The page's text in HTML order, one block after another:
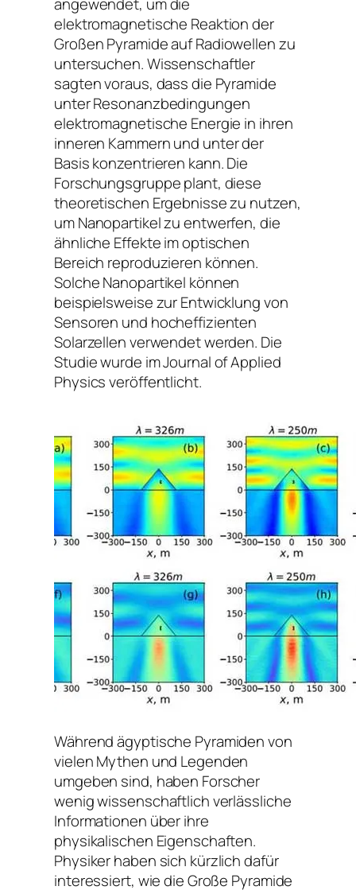
elektromagnetische Reaktion der
Großen Pyramide auf Radiowellen zu
untersuchen. Wissenschaftler
sagten voraus, dass die Pyramide
unter Resonanzbedingungen
elektromagnetische Energie in ihren
inneren Kammern und unter der
Basis konzentrieren kann. Die
Forschungsgruppe plant, diese
theoretischen Ergebnisse zu nutzen,
um Nanopartikel zu entwerfen, die
ähnliche Effekte im optischen
Bereich reproduzieren können.
Solche Nanopartikel können
beispielsweise zur Entwicklung von
Sensoren und hocheffizienten
Solarzellen verwendet werden. Die
Studie wurde im Journal of Applied
Physics veröffentlicht.
Während ägyptische Pyramiden von
vielen Mythen und Legenden
umgeben sind, haben Forscher
wenig wissenschaftlich verlässliche
Informationen über ihre
physikalischen Eigenschaften.
Physiker haben sich kürzlich dafür
interessiert, wie die Große Pyramide